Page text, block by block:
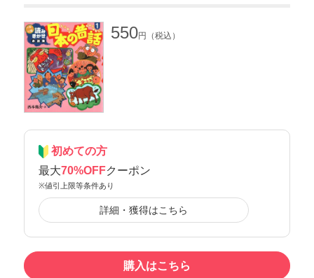
550円（税込）
初めての方
最大70%OFFクーポン
※値引上限等条件あり
詳細・獲得はこちら
購入はこちら